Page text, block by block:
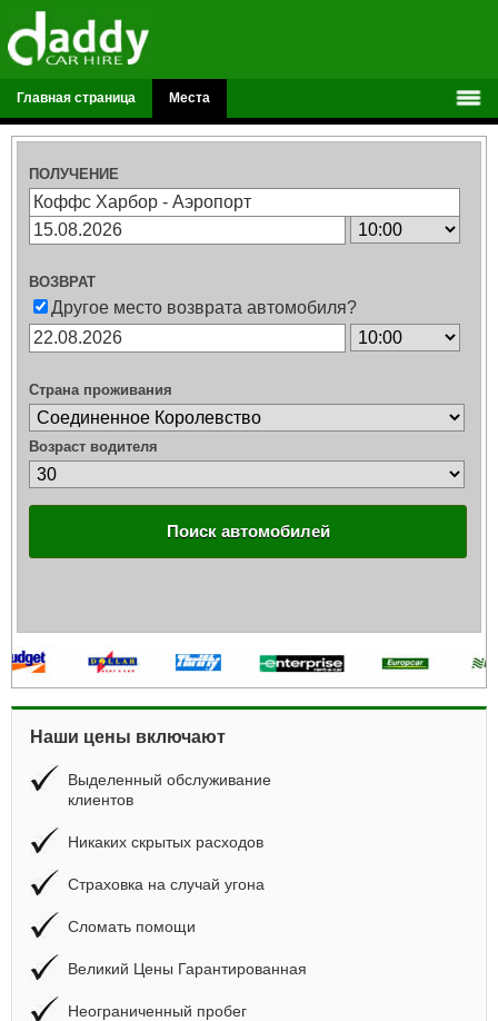
Главная страница Места
ПОЛУЧЕНИЕ
ВОЗВРАТ
Другое место возврата автомобиля?
Страна проживания
Возраст водителя
Поиск автомобилей
Наши цены включают
Выделенный обслуживание
клиентов
Никаких скрытых расходов
Страховка на случай угона
Сломать помощи
Великий Цены Гарантированная
Неограниченный пробег